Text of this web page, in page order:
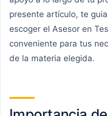
presente artículo, te
escoger el Asesor en
conveniente para tus
de la materia elegida.